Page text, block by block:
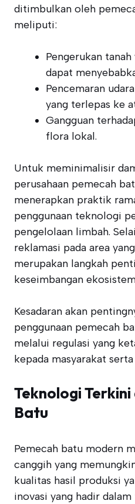
ditimbulkan oleh
meliputi:
Pengerukan
dapat
Pencemaran
yang terlepas ke
Gangguan
flora lokal.
Untuk meminimalisir
perusahaan pemecah
menerapkan praktik
penggunaan teknologi
pengelolaan limbah.
reklamasi pada area
merupakan langkah
keseimbangan
Kesadaran akan
penggunaan pemecah
melalui regulasi yang
kepada masyarakat
Teknologi
Batu
Pemecah batu modern
canggih yang
kualitas hasil produksi
inovasi yang hadir